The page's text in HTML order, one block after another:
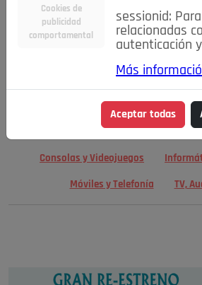
Niños y Bebés Inmobiliaria
Moda Accesorios
Motor y Accesorios
Cine, Libros y Música Coleccionismo
Consolas y Videojuegos
Móviles y Telefonía TV,
Cookies de
publicidad
comportamental
sessionid:
relacionadas
autenticación
Más
Aceptar todas